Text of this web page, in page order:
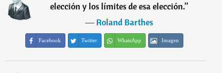
elección y los límites de esa elección.”
―Roland Barthes
Facebook Twitter WhatsApp Imagen